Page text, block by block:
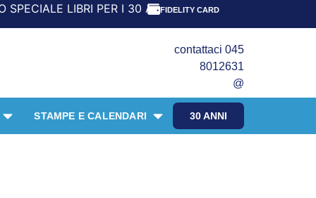
PER I 30 ANNI DEL FRANGENTE! *** CON ORDINI A
FIDELITY CARD
contattaci 045
8012631
@
30 ANNI
STAMPE E CALENDARI